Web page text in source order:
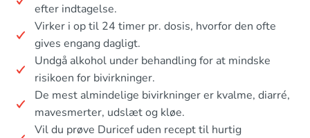
efter indtagelse.
Virker i op til 24 timer pr. dosis, hvorfor den ofte
gives engang dagligt.
Undgå alkohol under behandling for at mindske
risikoen for bivirkninger.
De mest almindelige bivirkninger er kvalme, diarré,
mavesmerter, udslæt og kløe.
Vil du prøve Duricef uden recept til hurtig